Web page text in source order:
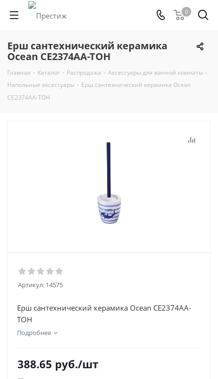
0
Ерш сантехнический керамика
Ocean CE2374AA-TOH
Главная - Каталог - Распродажа - Аксессуары для ванной комнаты -
Напольные аксессуары - Ерш сантехнический керамика Ocean
CE2374AA-TOH
Артикул: 14575
Ерш сантехнический керамика Ocean CE2374AA-
TOH
Подробнее
388.65 руб./шт